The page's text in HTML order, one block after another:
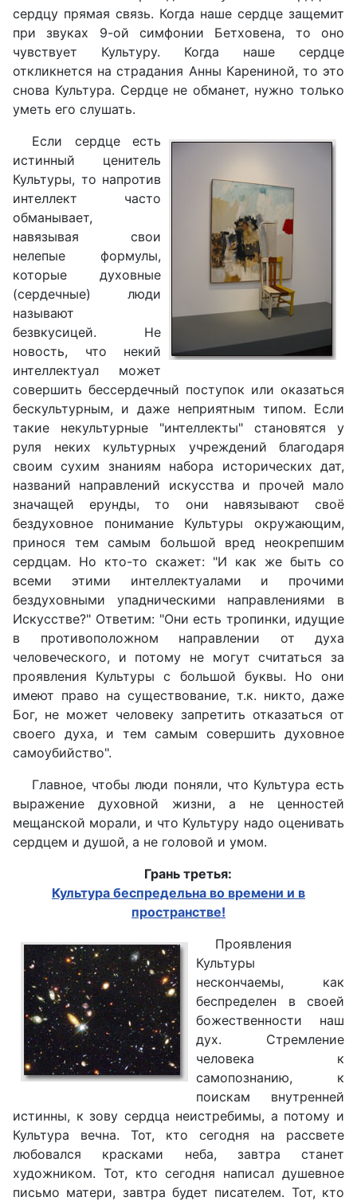
сердцу прямая связь. Когда наше сердце защемит
при звуках 9-ой симфонии Бетховена, то оно
чувствует Культуру. Когда наше сердце
откликнется на страдания Анны Карениной, то это
снова Культура. Сердце не обманет, нужно только
уметь его слушать.
Если сердце есть
истинный ценитель
Культуры, то напротив
интеллект часто
обманывает,
навязывая свои
нелепые формулы,
которые духовные
(сердечные) люди
называют
безвкусицей. Не
новость, что некий
интеллектуал может
совершить бессердечный поступок или оказаться
бескультурным, и даже неприятным типом. Если
такие некультурные "интеллекты" становятся у
руля неких культурных учреждений благодаря
своим сухим знаниям набора исторических дат,
названий направлений искусства и прочей мало
значащей ерунды, то они навязывают своё
бездуховное понимание Культуры окружающим,
принося тем самым большой вред неокрепшим
сердцам. Но кто-то скажет: "И как же быть со
всеми этими интеллектуалами и прочими
бездуховными упадническими направлениями в
Искусстве?" Ответим: "Они есть тропинки, идущие
в противоположном направлении от духа
человеческого, и потому не могут считаться за
проявления Культуры с большой буквы. Но они
имеют право на существование, т.к. никто, даже
Бог, не может человеку запретить отказаться от
своего духа, и тем самым совершить духовное
самоубийство".
Главное, чтобы люди поняли, что Культура есть
выражение духовной жизни, а не ценностей
мещанской морали, и что Культуру надо оценивать
сердцем и душой, а не головой и умом.
Грань третья:
Культура беспредельна во времени и в
пространстве!
Проявления
Культуры
нескончаемы, как
беспределен в своей
божественности наш
дух. Стремление
человека к
самопознанию, к
поискам внутренней
истинны, к зову сердца неистребимы, а потому и
Культура вечна. Тот, кто сегодня на рассвете
любовался красками неба, завтра станет
художником. Тот, кто сегодня написал душевное
письмо матери, завтра будет писателем. Тот, кто